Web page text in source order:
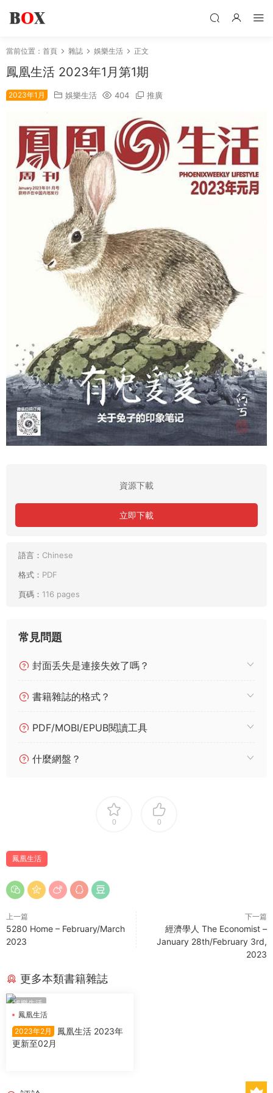
當前位置： 首頁 雜誌 娛樂生活 正文
鳳凰生活 2023年1月第1期
2023年1月 娛樂生活 404 推廣
資源下載
立即下載
語言： Chinese
格式： PDF
頁碼： 116 pages
常見問題
封面丢失是連接失效了嗎？
書籍雜誌的格式？
PDF/MOBI/EPUB閱讀工具
什麼網盤？
0 0
鳳凰生活
上一篇
5280 Home – February/March
2023
下一篇
經濟學人 The Economist –
January 28th/February 3rd,
2023
更多本類書籍雜誌
娛樂生活
鳳凰生活
2023年2月
鳳凰生活 2023年
更新至02月